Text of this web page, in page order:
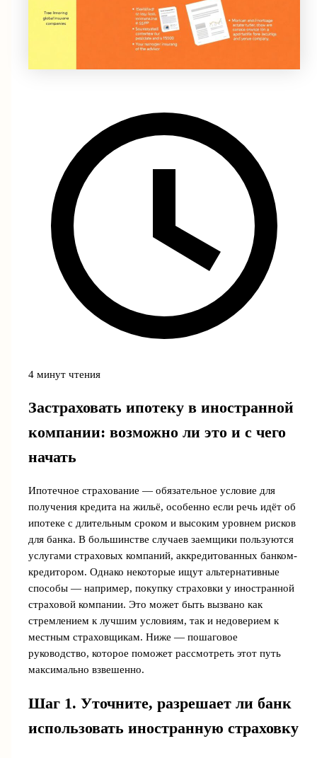
4 минут чтения
Застраховать ипотеку в иностранной
компании: возможно ли это и с чего
начать
Ипотечное страхование — обязательное условие для
получения кредита на жильё, особенно если речь идёт об
ипотеке с длительным сроком и высоким уровнем рисков
для банка. В большинстве случаев заемщики пользуются
услугами страховых компаний, аккредитованных банком-
кредитором. Однако некоторые ищут альтернативные
способы — например, покупку страховки у иностранной
страховой компании. Это может быть вызвано как
стремлением к лучшим условиям, так и недоверием к
местным страховщикам. Ниже — пошаговое
руководство, которое поможет рассмотреть этот путь
максимально взвешенно.
Шаг 1. Уточните, разрешает ли банк
использовать иностранную страховку